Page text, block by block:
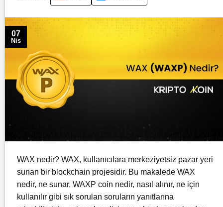
07
Nis
WAX nedir? WAX, kullanıcılara merkeziyetsiz pazar yeri
sunan bir blockchain projesidir. Bu makalede WAX
nedir, ne sunar, WAXP coin nedir, nasıl alınır, ne için
kullanılır gibi sık sorulan soruların yanıtlarına